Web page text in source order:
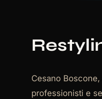
Cesano
professionisti e